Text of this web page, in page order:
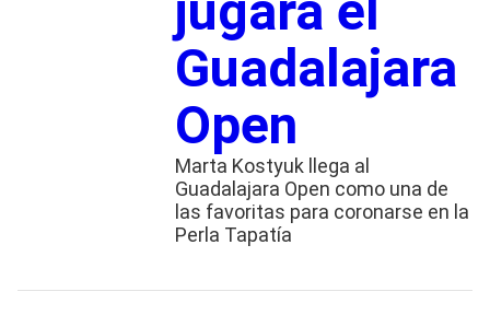
Guadalajara
Open
Marta Kostyuk llega al
Guadalajara Open como una de
las favoritas para coronarse en la
Perla Tapatía